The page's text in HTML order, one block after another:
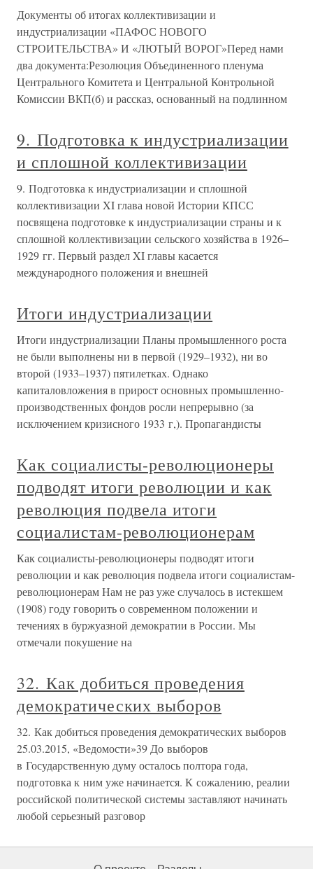
Документы об итогах коллективизации и
индустриализации «ПАФОС НОВОГО
СТРОИТЕЛЬСТВА» И «ЛЮТЫЙ ВОРОГ»Перед нами
два документа:Резолюция Объединенного пленума
Центрального Комитета и Центральной Контрольной
Комиссии ВКП(б) и рассказ, основанный на подлинном
9. Подготовка к индустриализации
и сплошной коллективизации
9. Подготовка к индустриализации и сплошной
коллективизации XI глава новой Истории КПСС
посвящена подготовке к индустриализации страны и к
сплошной коллективизации сельского хозяйства в 1926–
1929 гг. Первый раздел XI главы касается
международного положения и внешней
Итоги индустриализации
Итоги индустриализации Планы промышленного роста
не были выполнены ни в первой (1929–1932), ни во
второй (1933–1937) пятилетках. Однако
капиталовложения в прирост основных промышленно-
производственных фондов росли непрерывно (за
исключением кризисного 1933 г,). Пропагандисты
Как социалисты-революционеры
подводят итоги революции и как
революция подвела итоги
социалистам-революционерам
Как социалисты-революционеры подводят итоги
революции и как революция подвела итоги социалистам-
революционерам Нам не раз уже случалось в истекшем
(1908) году говорить о современном положении и
течениях в буржуазной демократии в России. Мы
отмечали покушение на
32. Как добиться проведения
демократических выборов
32. Как добиться проведения демократических выборов
25.03.2015, «Ведомости»39 До выборов
в Государственную думу осталось полтора года,
подготовка к ним уже начинается. К сожалению, реалии
российской политической системы заставляют начинать
любой серьезный разговор